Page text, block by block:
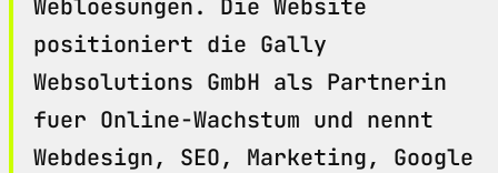
Webloesungen. Die Website
positioniert die Gally
Websolutions GmbH als Partnerin
fuer Online-Wachstum und nennt
Webdesign, SEO, Marketing, Google